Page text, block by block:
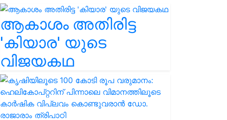
ആകാശം അതിരിട്ട
'കിയാര' യുടെ
വിജയകഥ